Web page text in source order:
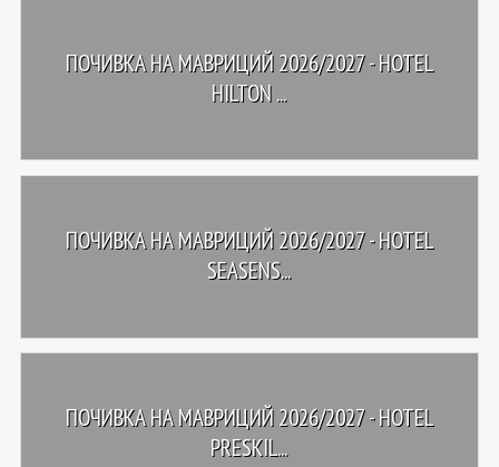
ПОЧИВКА НА МАВРИЦИЙ 2026/2027 - HOTEL
HILTON ...
ПОЧИВКА НА МАВРИЦИЙ 2026/2027 - HOTEL
SEASENS...
ПОЧИВКА НА МАВРИЦИЙ 2026/2027 - HOTEL
PRESKIL...